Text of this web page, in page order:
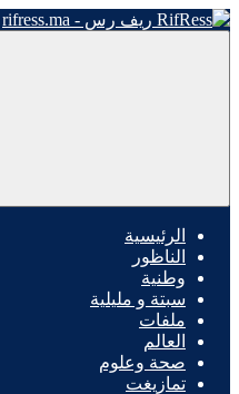
الرئيسية
الناظور
وطنية
سبتة و مليلية
ملفات
العالم
صحة وعلوم
تمازيغت